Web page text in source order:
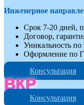
Инженерное
Срок 7-20 дней,
Договор,
Уникальность по
Оформление по
Консультация
ВКР
Консультация